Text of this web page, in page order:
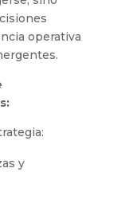
operativa
y